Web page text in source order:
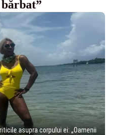
asupra corpului ei: „Oamenii